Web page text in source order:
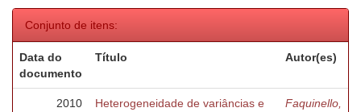
Conjunto de itens:
Data do
documento
Título Autor(es)
2010
Heterogeneidade de variâncias e
Faquinello,